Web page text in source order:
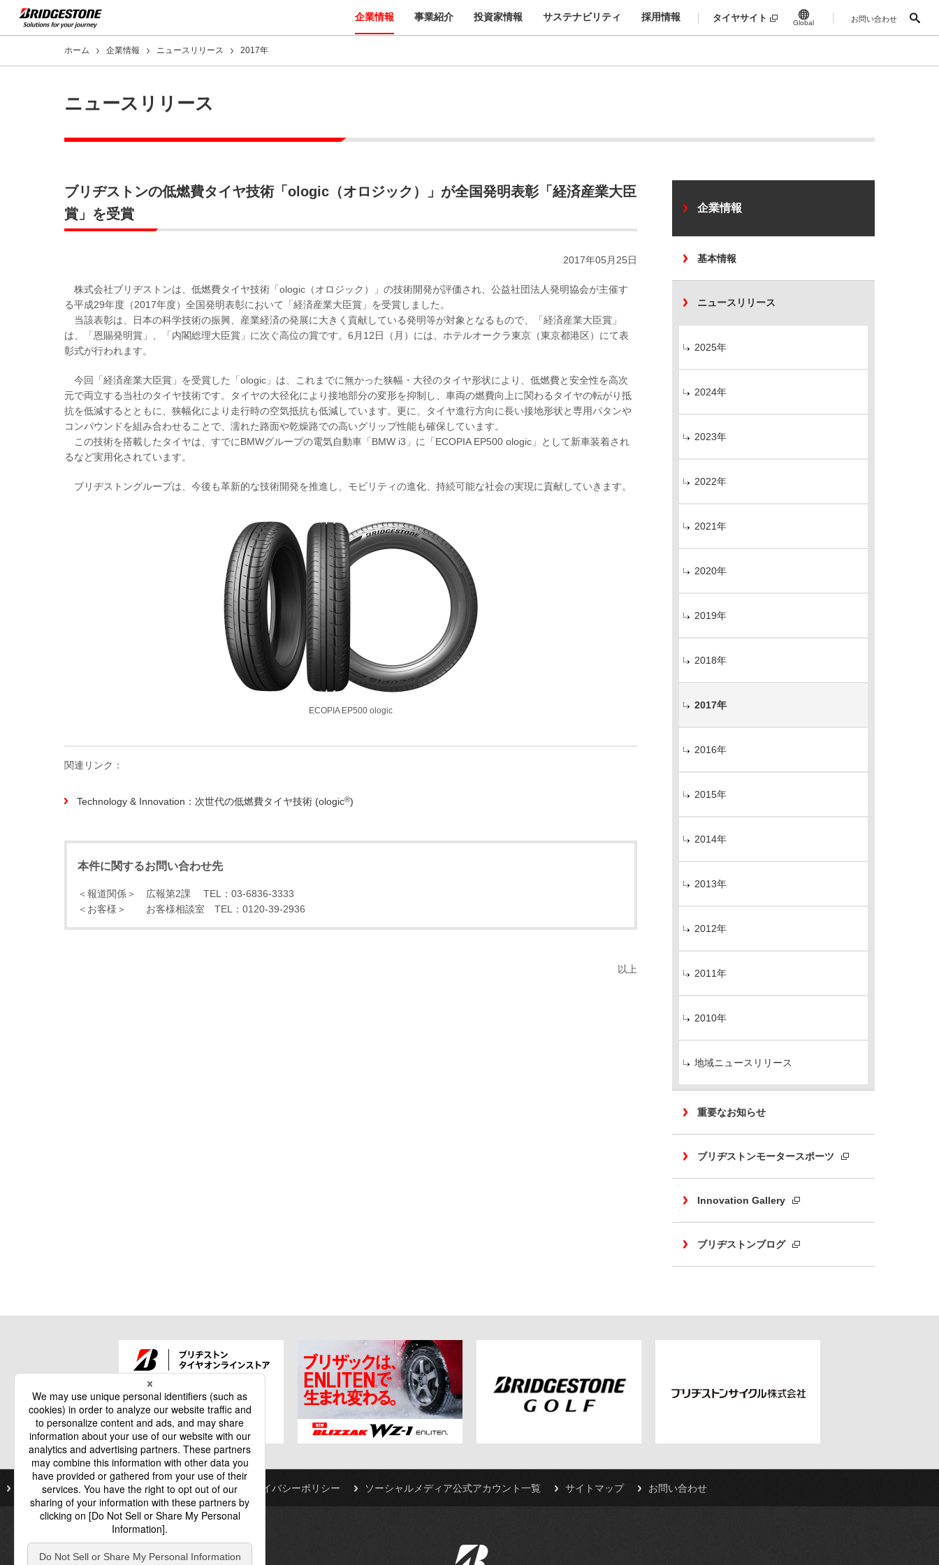
企業情報 事業紹介 投資家情報 サステナビリティ 採用情報 タイヤサイト Global お問い合わせ
ホーム 企業情報 ニュースリリース 2017年
ニュースリリース
ブリヂストンの低燃費タイヤ技術「ologic（オロジック）」が全国発明表彰「経済産業大臣
賞」を受賞
2017年05月25日
株式会社ブリヂストンは、低燃費タイヤ技術「ologic（オロジック）」の技術開発が評価され、公益社団法人発明協会が主催す
る平成29年度（2017年度）全国発明表彰において「経済産業大臣賞」を受賞しました。
当該表彰は、日本の科学技術の振興、産業経済の発展に大きく貢献している発明等が対象となるもので、「経済産業大臣賞」
は、「恩賜発明賞」、「内閣総理大臣賞」に次ぐ高位の賞です。6月12日（月）には、ホテルオークラ東京（東京都港区）にて表
彰式が行われます。
今回「経済産業大臣賞」を受賞した「ologic」は、これまでに無かった狭幅・大径のタイヤ形状により、低燃費と安全性を高次
元で両立する当社のタイヤ技術です。タイヤの大径化により接地部分の変形を抑制し、車両の燃費向上に関わるタイヤの転がり抵
抗を低減するとともに、狭幅化により走行時の空気抵抗も低減しています。更に、タイヤ進行方向に長い接地形状と専用パタンや
コンパウンドを組み合わせることで、濡れた路面や乾燥路での高いグリップ性能も確保しています。
この技術を搭載したタイヤは、すでにBMWグループの電気自動車「BMW i3」に「ECOPIA EP500 ologic」として新車装着され
るなど実用化されています。
ブリヂストングループは、今後も革新的な技術開発を推進し、モビリティの進化、持続可能な社会の実現に貢献していきます。
ECOPIA EP500 ologic
関連リンク：
Technology & Innovation：次世代の低燃費タイヤ技術 (ologic®)
本件に関するお問い合わせ先
＜報道関係＞ 広報第2課 TEL：03-6836-3333
＜お客様＞ お客様相談室 TEL：0120-39-2936
以上
企業情報
基本情報
ニュースリリース
2025年
2024年
2023年
2022年
2021年
2020年
2019年
2018年
2017年
2016年
2015年
2014年
2013年
2012年
2011年
2010年
地域ニュースリリース
重要なお知らせ
ブリヂストンモータースポーツ
Innovation Gallery
ブリヂストンブログ
ご利用にあたって 個人情報保護基本方針 プライバシーポリシー ソーシャルメディア公式アカウント一覧 サイトマップ お問い合わせ